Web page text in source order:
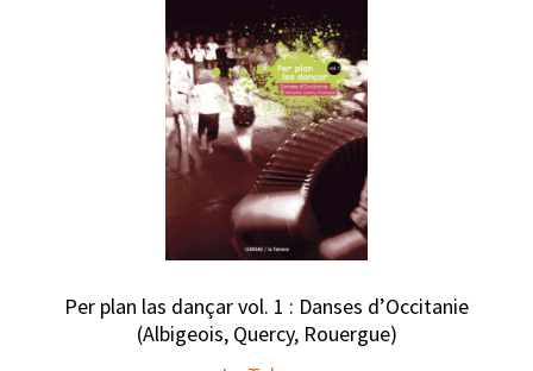
Per plan las dançar vol. 1 : Danses d’Occitanie
(Albigeois, Quercy, Rouergue)